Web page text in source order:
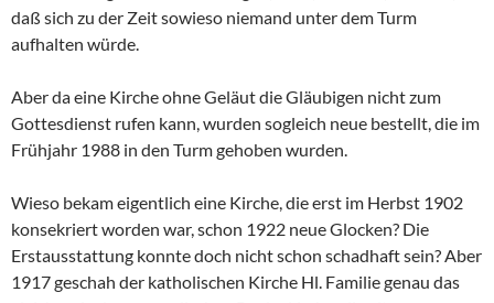
daß sich zu der Zeit sowieso niemand unter dem Turm
aufhalten würde.
Aber da eine Kirche ohne Geläut die Gläubigen nicht zum
Gottesdienst rufen kann, wurden sogleich neue bestellt, die im
Frühjahr 1988 in den Turm gehoben wurden.
Wieso bekam eigentlich eine Kirche, die erst im Herbst 1902
konsekriert worden war, schon 1922 neue Glocken? Die
Erstausstattung konnte doch nicht schon schadhaft sein? Aber
1917 geschah der katholischen Kirche Hl. Familie genau das